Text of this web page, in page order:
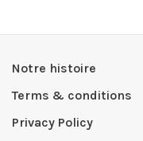
Notre histoire
Terms & conditions
Privacy Policy